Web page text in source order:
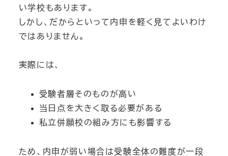
い学校もあります。
しかし、だからといって内申を軽く見てよいわけ
ではありません。
実際には、
受験者層そのものが高い
当日点を大きく取る必要がある
私立併願校の組み方にも影響する
ため、内申が弱い場合は受験全体の難度が一段